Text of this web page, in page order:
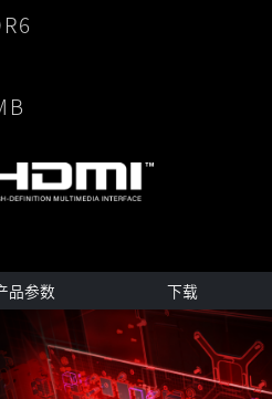
品参数 下载